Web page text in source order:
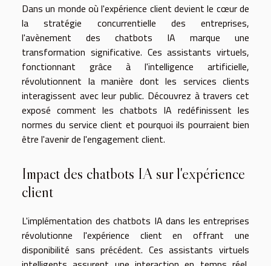
Dans un monde où l'expérience client devient le cœur de
la stratégie concurrentielle des entreprises,
l'avènement des chatbots IA marque une
transformation significative. Ces assistants virtuels,
fonctionnant grâce à l'intelligence artificielle,
révolutionnent la manière dont les services clients
interagissent avec leur public. Découvrez à travers cet
exposé comment les chatbots IA redéfinissent les
normes du service client et pourquoi ils pourraient bien
être l'avenir de l'engagement client.
Impact des chatbots IA sur l'expérience
client
L'implémentation des chatbots IA dans les entreprises
révolutionne l'expérience client en offrant une
disponibilité sans précédent. Ces assistants virtuels